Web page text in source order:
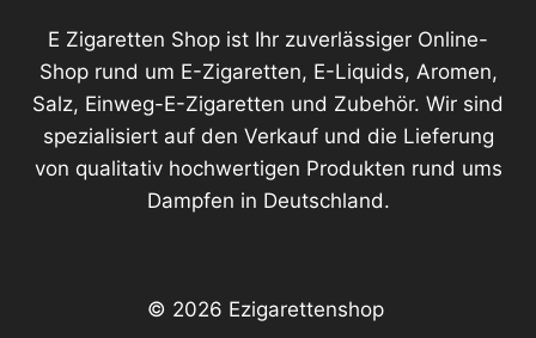
E Zigaretten Shop ist Ihr zuverlässiger Online-
Shop rund um E-Zigaretten, E-Liquids, Aromen,
Salz, Einweg-E-Zigaretten und Zubehör. Wir sind
spezialisiert auf den Verkauf und die Lieferung
von qualitativ hochwertigen Produkten rund ums
Dampfen in Deutschland.
© 2026 Ezigarettenshop